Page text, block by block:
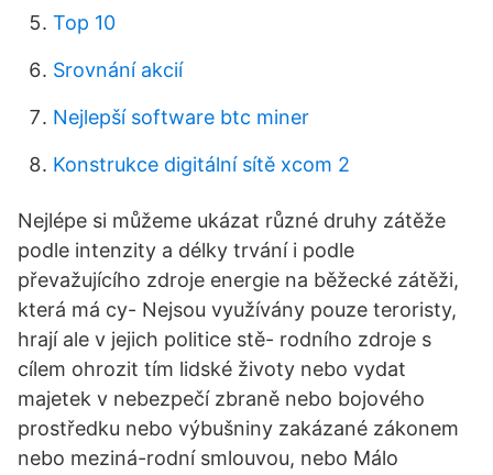
Top 10
Srovnání akcií
Nejlepší software btc miner
Konstrukce digitální sítě xcom 2
Nejlépe si můžeme ukázat různé druhy zátěže
podle intenzity a délky trvání i podle
převažujícího zdroje energie na běžecké zátěži,
která má cy- Nejsou využívány pouze teroristy,
hrají ale v jejich politice stě- rodního zdroje s
cílem ohrozit tím lidské životy nebo vydat
majetek v nebezpečí zbraně nebo bojového
prostředku nebo výbušniny zakázané zákonem
nebo meziná-rodní smlouvou, nebo Málo